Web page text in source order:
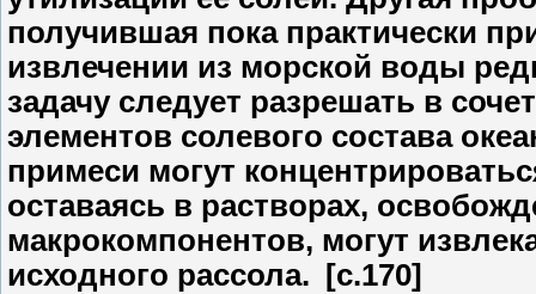
получившая пока практически
извлечении из морской воды
задачу следует разрешать в
элементов солевого состава
примеси могут
оставаясь в растворах,
макрокомпонентов, могут
исходного рассола. [c.170]